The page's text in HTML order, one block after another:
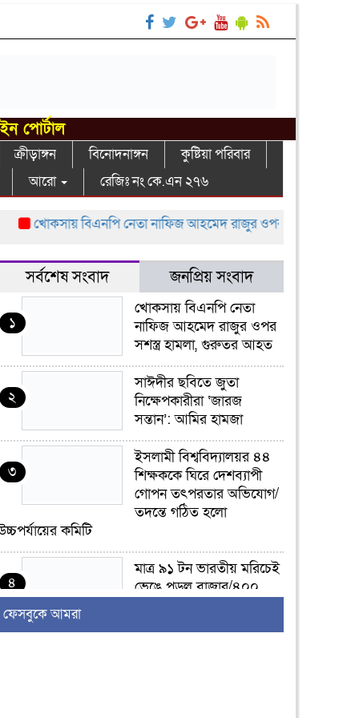
পোর্টাল
ক্রীড়াঙ্গন বিনোদনাঙ্গন
কুষ্টিয়া পরিবার
আরো রেজিঃ নং কে.এন ২৭৬
খোকসায় বিএনপি নেতা নাফিজ আহমেদ রাজুর ওপর সশস্ত্র হামলা,
সর্বশেষ সংবাদ জনপ্রিয় সংবাদ
১
খোকসায় বিএনপি নেতা
নাফিজ আহমেদ রাজুর ওপর
সশস্ত্র হামলা, গুরুতর আহত
২
সাঈদীর ছবিতে জুতা
নিক্ষেপকারীরা ‘জারজ
সন্তান’: আমির হামজা
৩
ইসলামী বিশ্ববিদ্যালয়র ৪৪
শিক্ষককে ঘিরে দেশব্যাপী
গোপন তৎপরতার অভিযোগ/
তদন্তে গঠিত হলো
কমিটি
৪
মাত্র ৯১ টন ভারতীয় মরিচেই
ভেঙে পড়ল বাজার/৪০০
রেখেছিল?
ফেসবুকে আমরা